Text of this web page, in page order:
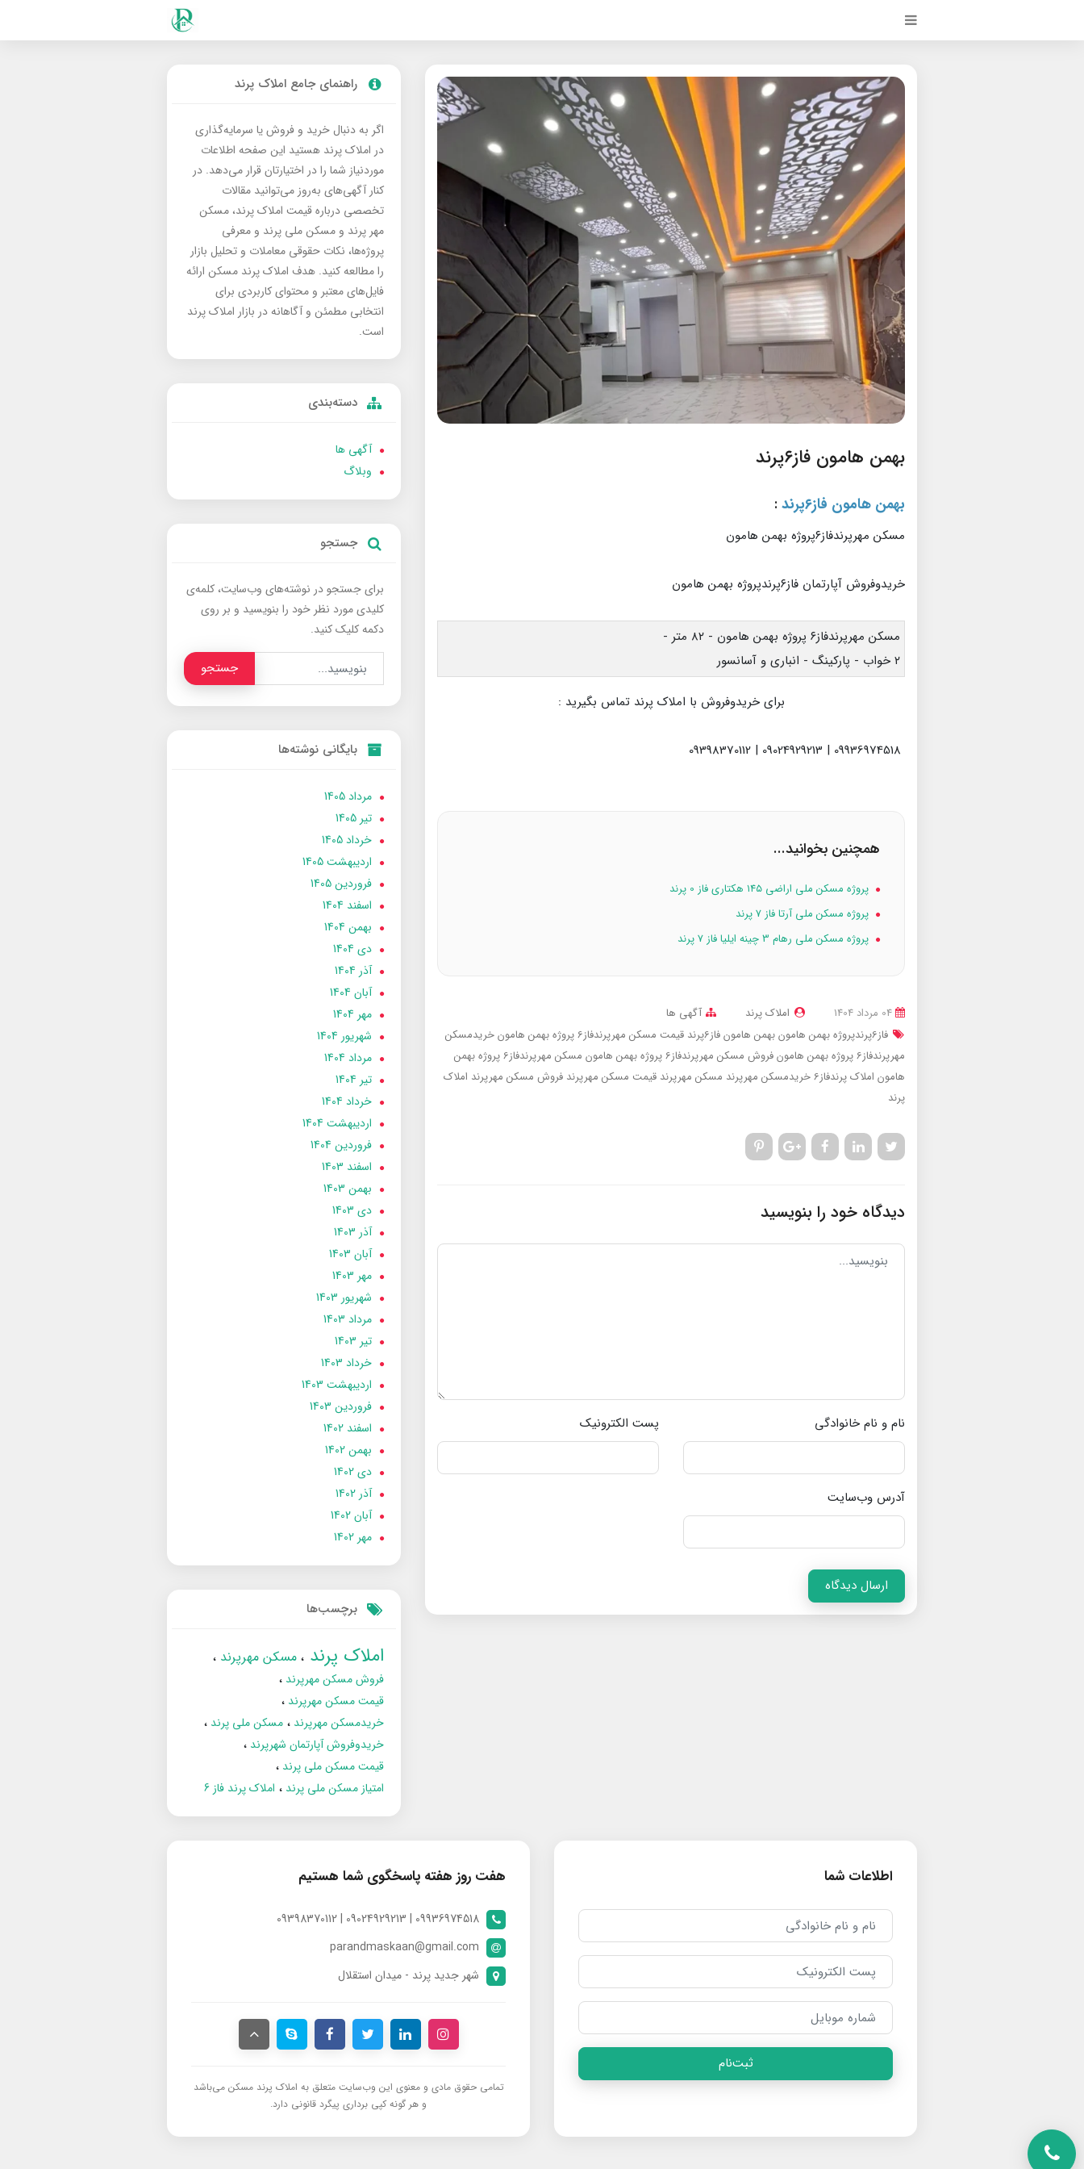
بهمن هامون فاز۶پرند
بهمن هامون فاز۶پرند :
مسکن مهرپرندفاز۶پروژه بهمن هامون
خریدوفروش آپارتمان فاز۶پرندپروژه بهمن هامون
مسکن مهرپرندفاز۶ پروژه بهمن هامون - ۸۲ متر -
۲ خواب - پارکینگ - انباری و آسانسور
برای خریدوفروش با املاک پرند تماس بگیرید :
همچنین بخوانید...
پروژه مسکن ملی اراضی ۱۴۵ هکتاری فاز 0 پرند
پروژه مسکن ملی آرتا فاز 7 پرند
پروژه مسکن ملی رهام 3 چینه ایلیا فاز 7 پرند
املاک پرند
آگهی ها
فاز6پرندپروژه بهمن هامون
بهمن هامون فاز6پرند قیمت مسکن مهرپرندفاز6 پروژه بهمن هامون
خریدمسکن
مهرپرندفاز6 پروژه بهمن هامون
فروش مسکن مهرپرندفاز6 پروژه بهمن هامون
مسکن مهرپرندفاز6 پروژه بهمن
هامون املاک پرندفاز6 خریدمسکن مهرپرند مسکن مهرپرند قیمت مسکن مهرپرند فروش مسکن مهرپرند املاک
پرند
دیدگاه خود را بنویسید
نام و نام خانوادگی پست الکترونیک
آدرس وب‌سایت
ارسال دیدگاه
راهنمای جامع املاک پرند
اگر به دنبال خرید و فروش یا سرمایه‌گذاری
در املاک پرند هستید این صفحه اطلاعات
موردنیاز شما را در اختیارتان قرار می‌دهد. در
کنار آگهی‌های به‌روز می‌توانید مقالات
تخصصی درباره قیمت املاک پرند، مسکن
مهر پرند و مسکن ملی پرند و معرفی
پروژه‌ها، نکات حقوقی معاملات و تحلیل بازار
را مطالعه کنید. هدف املاک پرند مسکن ارائه
فایل‌های معتبر و محتوای کاربردی برای
انتخابی مطمئن و آگاهانه در بازار املاک پرند
است.
دسته‌بندی
آگهی ها
وبلاگ
جستجو
برای جستجو در نوشته‌های وب‌سایت، کلمه‌ی
کلیدی مورد نظر خود را بنویسید و بر روی
دکمه کلیک کنید.
جستجو
بایگانی نوشته‌ها
مرداد 1405
تير 1405
خرداد 1405
ارديبهشت 1405
فروردین 1405
اسفند 1404
بهمن 1404
دی 1404
آذر 1404
آبان 1404
مهر 1404
شهریور 1404
مرداد 1404
تير 1404
خرداد 1404
ارديبهشت 1404
فروردین 1404
اسفند 1403
بهمن 1403
دی 1403
آذر 1403
آبان 1403
مهر 1403
شهریور 1403
مرداد 1403
تير 1403
خرداد 1403
ارديبهشت 1403
فروردین 1403
اسفند 1402
بهمن 1402
دی 1402
آذر 1402
آبان 1402
مهر 1402
برچسب‌ها
املاک پرند مسکن مهرپرند
فروش مسکن مهرپرند
قیمت مسکن مهرپرند
خریدمسکن مهرپرند
مسکن ملی پرند
خریدوفروش آپارتمان شهرپرند
قیمت مسکن ملی پرند
امتیاز مسکن ملی پرند
املاک پرند فاز 6
اطلاعات شما
ثبت‌نام
هفت روز هفته پاسخگوی شما هستیم
09936974518 | 09024929213 | 09398370112
parandmaskaan@gmail.com
شهر جدید پرند - میدان استقلال
تمامی حقوق مادی و معنوی این وب‌سایت متعلق به املاک پرند مسکن می‌باشد
و هر گونه کپی برداری پیگرد قانونی دارد.